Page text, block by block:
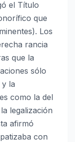
el Título
que
). Los
rancia
que la
sólo
la
como la del
legalización
afirmó
con